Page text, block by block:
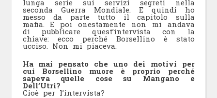
lunga serie sui servizi segreti nella
seconda Guerra Mondiale. E quindi ho
messo da parte tutto il capitolo sulla
mafia. E poi onestamente non mi andava
di pubblicare quest’intervista con la
chiave: ecco perché Borsellino è stato
ucciso. Non mi piaceva.
Ha mai pensato che uno dei motivi per
cui Borsellino muore è proprio perché
sapeva quelle cose su Mangano e
Dell’Utri?
Cioè per l’intervista?